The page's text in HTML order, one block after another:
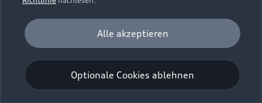
Vertrag widerrufen
Embleme am Fahrzeug bei allen Abbildungen auf dieser
Webseite kann abweichen.
Analyse und Statistik
Performance Cookies sammeln Informationen
darüber, wie unsere Webseite genutzt wird (z. B.
Anzahl der Besuche, Verweildauer). Diese Cookies
werden zur Optimierung der Webseite verwendet.
Optionale Cookies ablehnen
Alle akzeptieren